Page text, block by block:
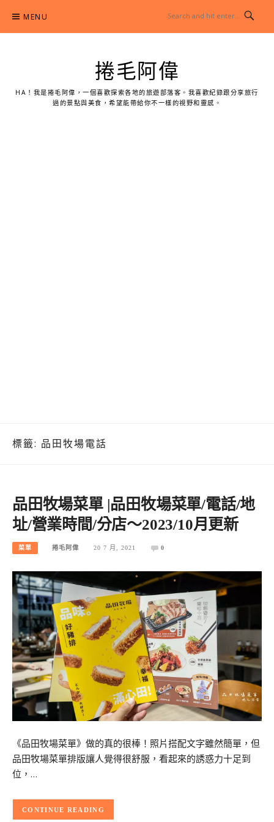
content
MENU
捲毛阿偉
HA！我是捲毛阿偉，一個喜歡探索各地的旅遊部落客。我喜歡紀錄跟分享旅行
過的景點與美食，希望能帶給你不一樣的視野和靈感。
標籤: 品田牧場電話
品田牧場菜單 |品田牧場菜單/電話/地
址/營業時間/分店～2023/10月更新
菜單 捲毛阿偉 20 7 月, 2021 0
《品田牧場菜單》做的真的很棒！照片搭配文字雖然簡單，但
品田牧場菜單排版讓人覺得很舒服，看起來的誘惑力十足到
位，…
CONTINUE READING